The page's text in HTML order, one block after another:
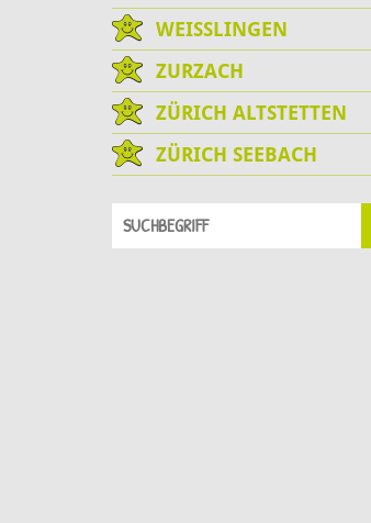
WEISSLINGEN
ZURZACH
ZÜRICH ALTSTETTEN
ZÜRICH SEEBACH